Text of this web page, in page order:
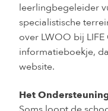
leerlingbegeleider
specialistische
over LWOO bij
informatieboekje,
website.
Het